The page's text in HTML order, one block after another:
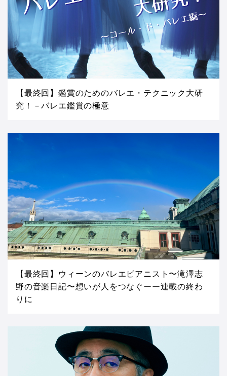
【最終回】鑑賞のためのバレエ・テクニック大研
究！－バレエ鑑賞の極意
【最終回】ウィーンのバレエピアニスト〜滝澤志
野の音楽日記〜想いが人をつなぐーー連載の終わ
りに